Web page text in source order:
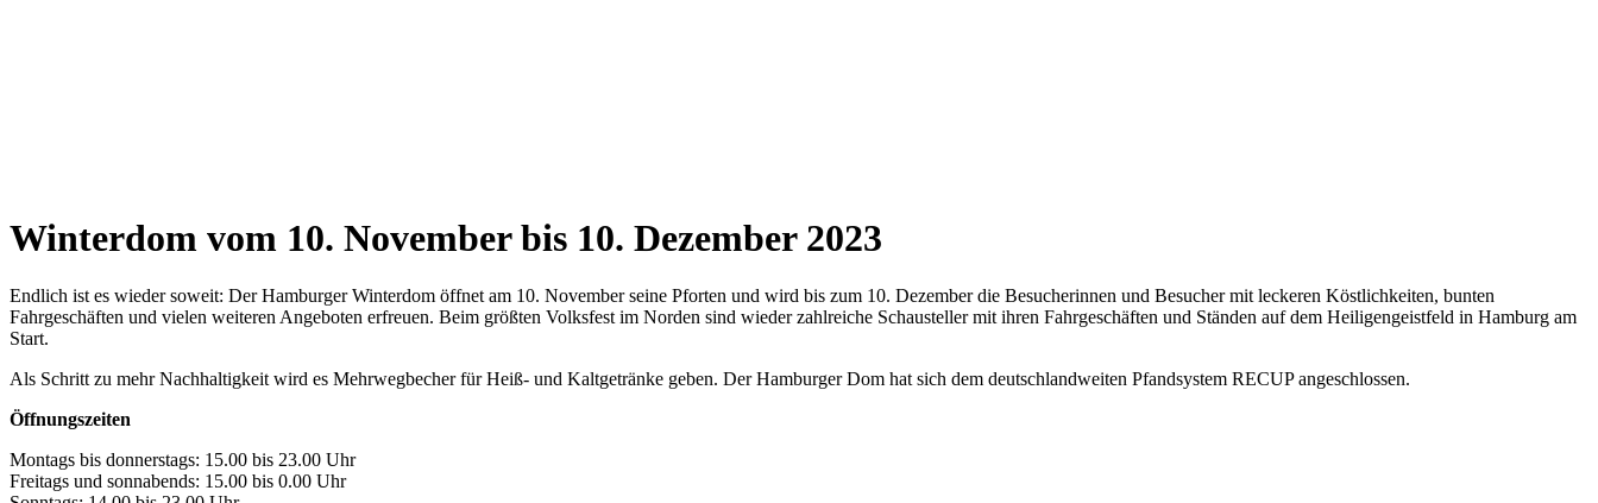
Winterdom vom 10. November bis 10. Dezember 2023
Endlich ist es wieder soweit: Der Hamburger Winterdom öffnet am 10. November seine Pforten und wird bis zum 10. Dezember die Besucherinnen und Besucher mit leckeren Köstlichkeiten, bunten
Fahrgeschäften und vielen weiteren Angeboten erfreuen. Beim größten Volksfest im Norden sind wieder zahlreiche Schausteller mit ihren Fahrgeschäften und Ständen auf dem Heiligengeistfeld in Hamburg am
Start.
Als Schritt zu mehr Nachhaltigkeit wird es Mehrwegbecher für Heiß- und Kaltgetränke geben. Der Hamburger Dom hat sich dem deutschlandweiten Pfandsystem RECUP angeschlossen.
Öffnungszeiten
Montags bis donnerstags: 15.00 bis 23.00 Uhr
Freitags und sonnabends: 15.00 bis 0.00 Uhr